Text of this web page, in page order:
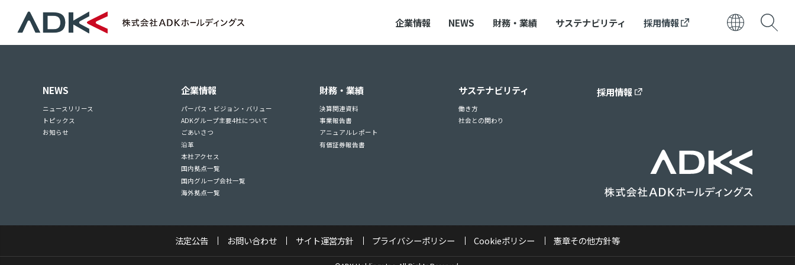
企業情報 NEWS 財務・業績 サステナビリティ 採用情報
NEWS
ニュースリリース
トピックス
お知らせ
企業情報
パーパス・ビジョン・バリュー
ADKグループ主要4社について
ごあいさつ
沿革
本社アクセス
国内拠点一覧
国内グループ会社一覧
海外拠点一覧
財務・業績
決算関連資料
事業報告書
アニュアルレポート
有価証券報告書
サステナビリティ
働き方
社会との関わり
採用情報
法定公告 お問い合わせ サイト運営方針 プライバシーポリシー Cookieポリシー 憲章その他方針等